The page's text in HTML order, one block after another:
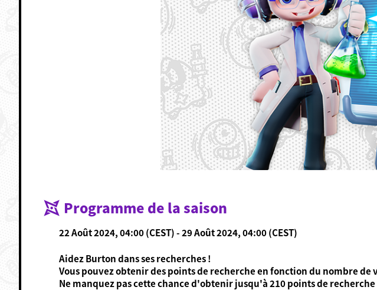
Programme de la saison
22 Août 2024, 04:00 (CEST) - 29 Août 2024, 04:00 (CEST)
Aidez Burton dans ses recherches !
Vous pouvez obtenir des points de recherche en fonction du nombre
Ne manquez pas cette chance d'obtenir jusqu'à 210 points de recherche